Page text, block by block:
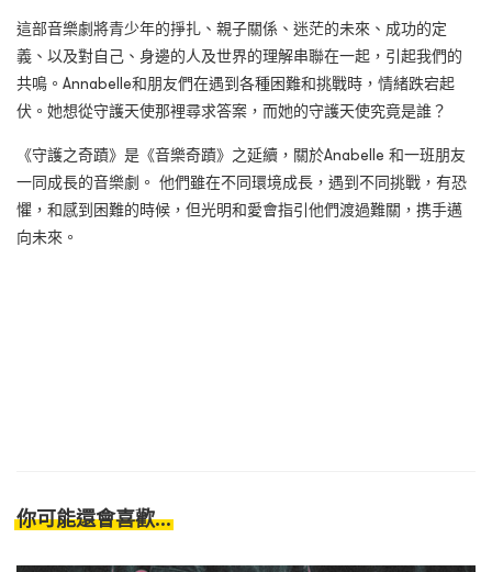
這部音樂劇將青少年的掙扎、親子關係、迷茫的未來、成功的定
義、以及對自己、身邊的人及世界的理解串聯在一起，引起我們的
共鳴。Annabelle和朋友們在遇到各種困難和挑戰時，情緒跌宕起
伏。她想從守護天使那裡尋求答案，而她的守護天使究竟是誰？
《守護之奇蹟》是《音樂奇蹟》之延續，關於Anabelle 和一班朋友
一同成長的音樂劇。 他們雖在不同環境成長，遇到不同挑戰，有恐
懼，和感到困難的時候，但光明和愛會指引他們渡過難關，携手邁
向未來。
你可能還會喜歡...